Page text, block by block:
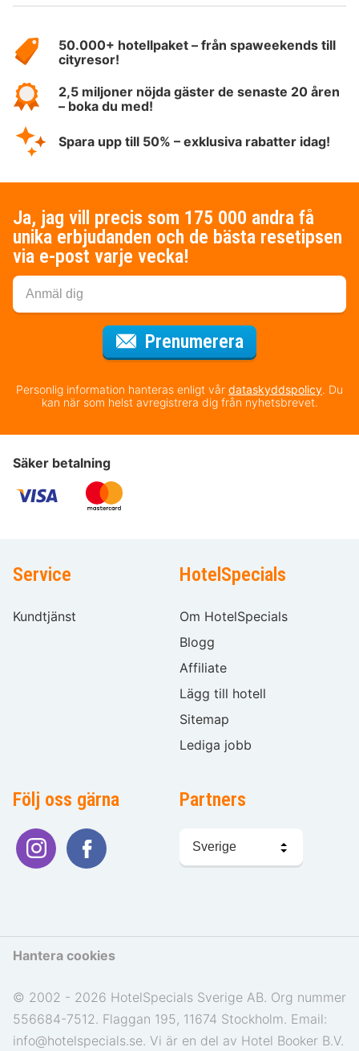
HotelSpecials50.000+ hotellpaket – från spaweekends till
cityresor!
2,5 miljoner nöjda gäster de senaste 20 åren
– boka du med!
Spara upp till 50% – exklusiva rabatter idag!
Ja, jag vill precis som 175 000 andra få
unika erbjudanden och de bästa resetipsen
via e-post varje vecka!
Prenumerera
Personlig information hanteras enligt vår dataskyddspolicy. Du
kan när som helst avregistrera dig från nyhetsbrevet.
Säker betalning
Service
Kundtjänst
HotelSpecials
Om HotelSpecials
Blogg
Affiliate
Lägg till hotell
Sitemap
Lediga jobb
Följ oss gärna Partners
språk
Hantera cookies
© 2002 - 2026 HotelSpecials Sverige AB. Org nummer
556684-7512. Flaggan 195, 11674 Stockholm. Email:
info@hotelspecials.se. Vi är en del av Hotel Booker B.V.